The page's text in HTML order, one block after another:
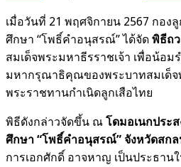
เมื่อวันที่ 21 พฤศจิกายน 2567 กอง
ศึกษา “โพธิ์คำอนุสรณ์” ได้จัด พิธีถ
สมเด็จพระมหาธีรราชเจ้า เพื่อน้อม
มหากรุณาธิคุณของพระบาทสมเด็จ
พระราชทานกำเนิดลูกเสือไทย
พิธีดังกล่าวจัดขึ้น ณ โดมอเนกประ
ศึกษา “โพธิ์คำอนุสรณ์” จังหวัดสก
การเอกศักดิ์ อาจหาญ เป็นประธาน